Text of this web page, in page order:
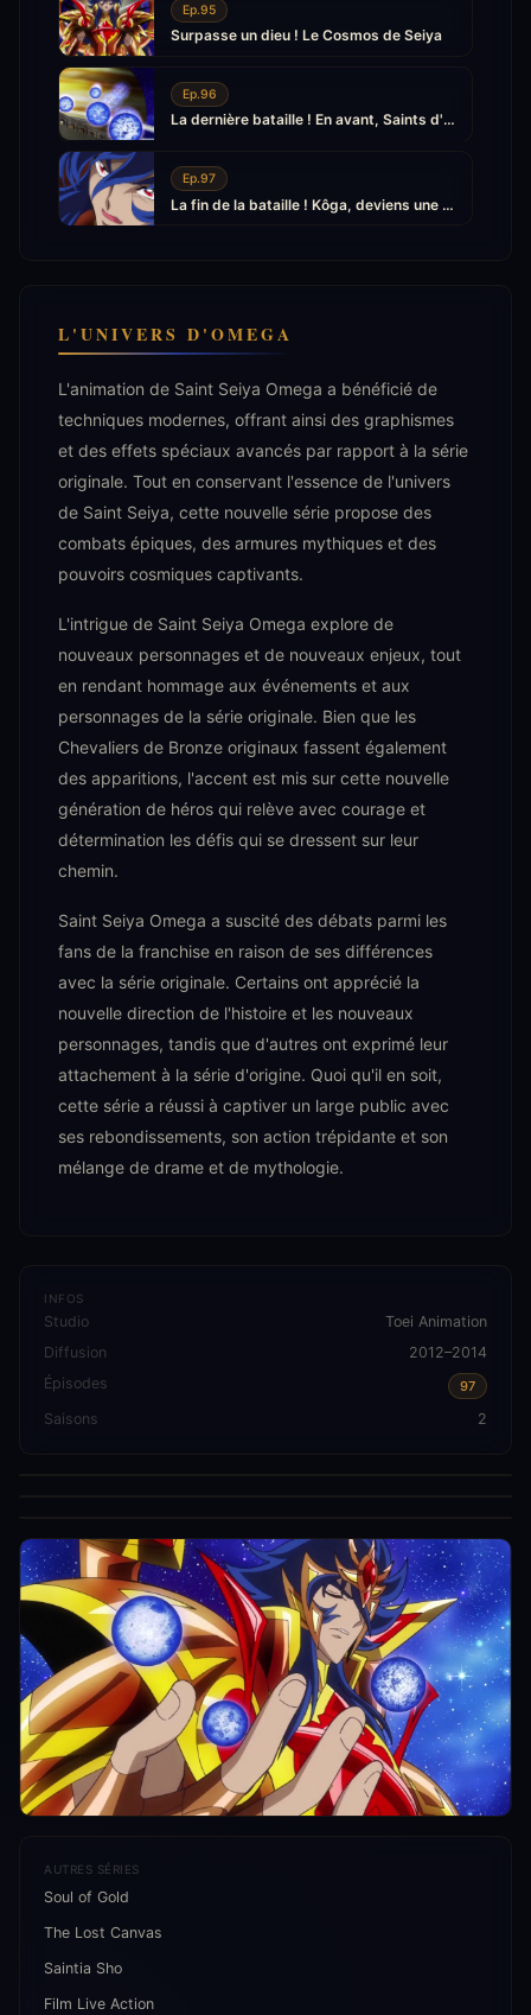
Ep.95
Surpasse un dieu ! Le Cosmos de Seiya
Ep.96
La dernière bataille ! En avant, Saints d'Omega
Ep.97
La fin de la bataille ! Kôga, deviens une légende
L'UNIVERS D'OMEGA
L'animation de Saint Seiya Omega a bénéficié de
techniques modernes, offrant ainsi des graphismes
et des effets spéciaux avancés par rapport à la série
originale. Tout en conservant l'essence de l'univers
de Saint Seiya, cette nouvelle série propose des
combats épiques, des armures mythiques et des
pouvoirs cosmiques captivants.
L'intrigue de Saint Seiya Omega explore de
nouveaux personnages et de nouveaux enjeux, tout
en rendant hommage aux événements et aux
personnages de la série originale. Bien que les
Chevaliers de Bronze originaux fassent également
des apparitions, l'accent est mis sur cette nouvelle
génération de héros qui relève avec courage et
détermination les défis qui se dressent sur leur
chemin.
Saint Seiya Omega a suscité des débats parmi les
fans de la franchise en raison de ses différences
avec la série originale. Certains ont apprécié la
nouvelle direction de l'histoire et les nouveaux
personnages, tandis que d'autres ont exprimé leur
attachement à la série d'origine. Quoi qu'il en soit,
cette série a réussi à captiver un large public avec
ses rebondissements, son action trépidante et son
mélange de drame et de mythologie.
INFOS
Studio
Toei Animation
Diffusion
2012–2014
Épisodes
97
Saisons 2
AUTRES SÉRIES
Soul of Gold
The Lost Canvas
Saintia Sho
Film Live Action